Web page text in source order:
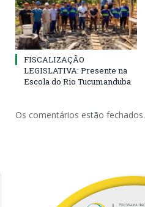
FISCALIZAÇÃO
LEGISLATIVA: Presente na
Escola do Rio Tucumanduba
Os comentários estão fechados.